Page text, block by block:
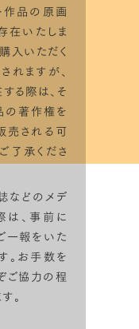
作品の原画
在いたしま
入いただく
れますが、
る際は、そ
の著作権を
売される可
了承くださ
などのメデ
は、事前に
報をいた
。お手数を
ご協力の程
。